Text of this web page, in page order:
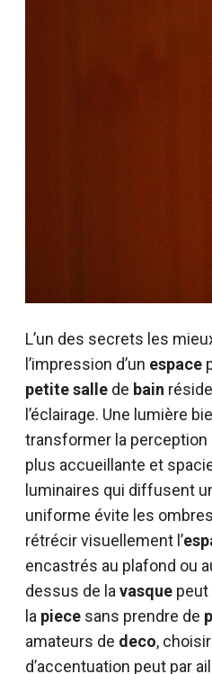
L’un des secrets les
l’impression d’un espace
petite salle de bain
l’éclairage. Une lumière
transformer la perception
plus accueillante et
luminaires qui diffusent
uniforme évite les
rétrécir visuellement l’
encastrés au plafond ou
dessus de la vasque
la piece sans prendre de
amateurs de deco,
d’accentuation peut par